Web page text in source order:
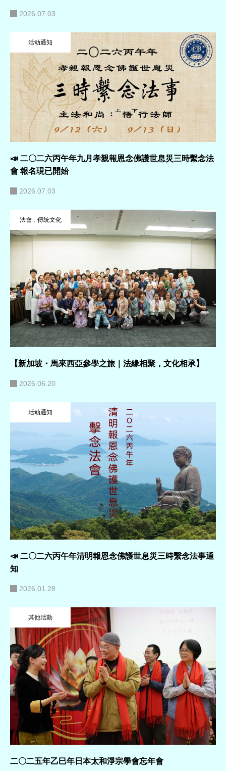
2026.07.03
活动通知
📣 二〇二六丙午年九月孝親報恩念佛護世息災三時繫念法
會 報名現已開始
2026.07.03
法會 傳統文化
【新加坡・馬來西亞參學之旅｜法緣相聚，文化相承】
2026.06.20
活动通知
📣 二〇二六丙午年清明報恩念佛護世息災三時繫念法事通
知
2026.01.28
其他活動
二〇二五年乙巳年日本太和淨宗學會忘年會